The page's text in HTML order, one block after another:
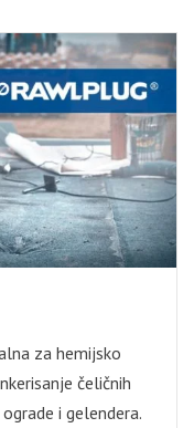
za hemijsko
čeličnih
i gelendera.